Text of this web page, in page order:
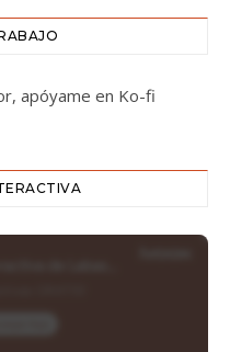
apóyame en Ko-fi